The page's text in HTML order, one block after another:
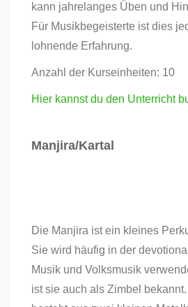
kann jahrelanges Üben und
Für Musikbegeisterte ist dies
lohnende Erfahrung.
Anzahl der Kurseinheiten: 10
Hier kannst du den Unterricht
Manjira/Kartal
Die Manjira ist ein kleines
Sie wird häufig in der
Musik und Volksmusik
ist sie auch als Zimbel